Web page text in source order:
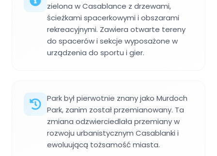
zielona w Casablance z drzewami,
ścieżkami spacerkowymi i obszarami
rekreacyjnymi. Zawiera otwarte tereny
do spacerów i sekcje wyposażone w
urządzenia do sportu i gier.
Park był pierwotnie znany jako Murdoch
Park, zanim został przemianowany. Ta
zmiana odzwierciedlała przemiany w
rozwoju urbanistycznym Casablanki i
ewoluującą tożsamość miasta.